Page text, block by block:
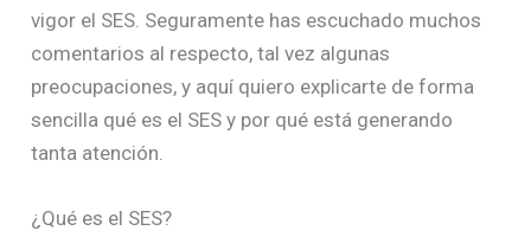
vigor el SES. Seguramente has escuchado muchos
comentarios al respecto, tal vez algunas
preocupaciones, y aquí quiero explicarte de forma
sencilla qué es el SES y por qué está generando
tanta atención.
¿Qué es el SES?